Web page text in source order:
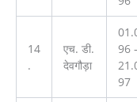
14
.
एच. डी.
देवगौड़ा
96
97